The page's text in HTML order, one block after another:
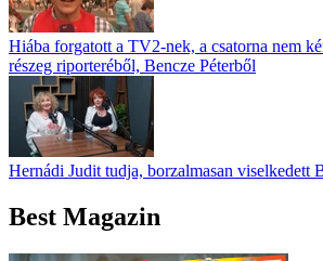
Hiába forgatott a TV2-nek, a csatorna nem
részeg riporteréből, Bencze Péterből
Hernádi Judit tudja, borzalmasan viselkedett
Best Magazin